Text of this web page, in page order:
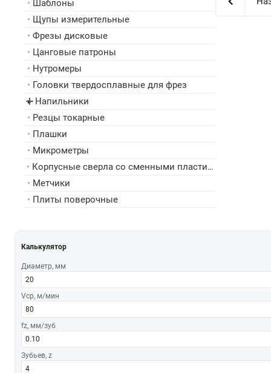
• Шаблоны
• Щупы измерительные
• Фрезы дисковые
• Цанговые патроны
• Нутромеры
• Головки твердосплавные для фрез
▸ Напильники
• Резцы токарные
• Плашки
• Микрометры
•
Корпусные сверла со сменными пластинами
• Метчики
• Плиты поверочные
Калькулятор
Диаметр, мм
Vср, м/мин
fz, мм/зуб
Зубьев, z